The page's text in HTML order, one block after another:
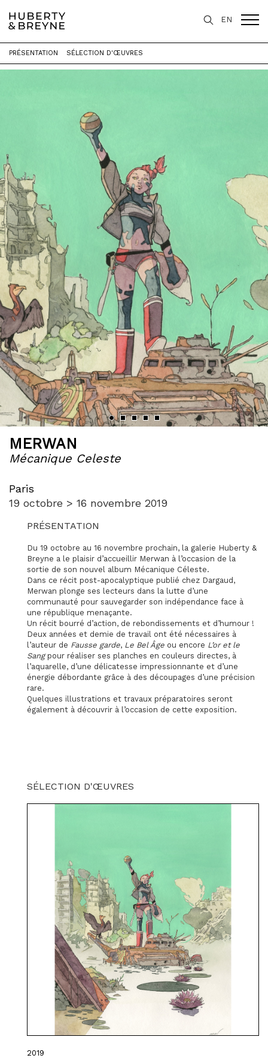
EN
Accueil > Expositions > Mécanique Celeste
MERWAN
Mécanique Celeste
Paris
19 octobre > 16 novembre 2019
PRÉSENTATION SÉLECTION D'ŒUVRES
PRÉSENTATION
Du 19 octobre au 16 novembre prochain, la galerie Huberty &
Breyne a le plaisir d’accueillir Merwan à l’occasion de la
sortie de son nouvel album Mécanique Céleste.
Dans ce récit post-apocalyptique publié chez Dargaud,
Merwan plonge ses lecteurs dans la lutte d’une
communauté pour sauvegarder son indépendance face à
une république menaçante.
Un récit bourré d’action, de rebondissements et d’humour !
Deux années et demie de travail ont été nécessaires à
l’auteur de Fausse garde, Le Bel Âge ou encore L’or et le
Sangpour réaliser ses planches en couleurs directes, à
l’aquarelle, d’une délicatesse impressionnante et d’une
énergie débordante grâce à des découpages d’une précision
rare.
Quelques illustrations et travaux préparatoires seront
également à découvrir à l’occasion de cette exposition.
SÉLECTION D'ŒUVRES
2019